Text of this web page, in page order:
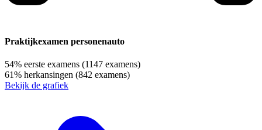
Praktijkexamen personenauto
54% eerste examens (1147 examens)
61% herkansingen (842 examens)
Bekijk de grafiek